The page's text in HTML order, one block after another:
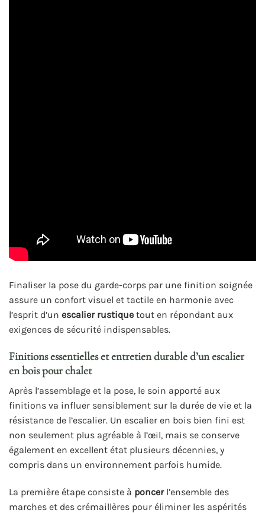
Finaliser la pose du garde-corps par une finition soignée
assure un confort visuel et tactile en harmonie avec
l’esprit d’un escalier rustique tout en répondant aux
exigences de sécurité indispensables.
Finitions essentielles et entretien durable d’un escalier
en bois pour chalet
Après l’assemblage et la pose, le soin apporté aux
finitions va influer sensiblement sur la durée de vie et la
résistance de l’escalier. Un escalier en bois bien fini est
non seulement plus agréable à l’œil, mais se conserve
également en excellent état plusieurs décennies, y
compris dans un environnement parfois humide.
La première étape consiste à poncerl’ensemble des
marches et des crémaillères pour éliminer les aspérités